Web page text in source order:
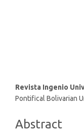
Main
Article
Revista Ingenio
Pontifical Bolivarian
Abstract